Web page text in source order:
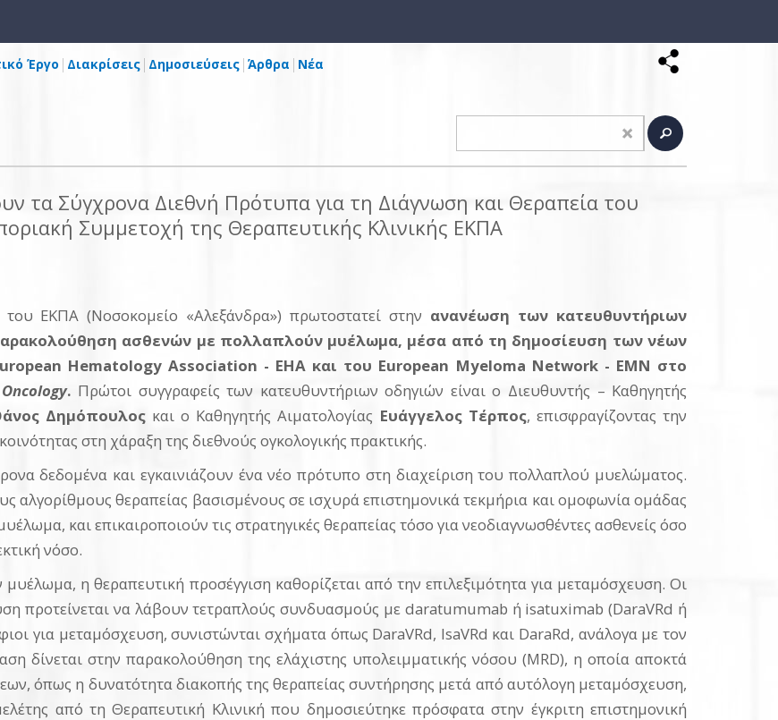
Έργο Διακρίσεις Δημοσιεύσεις Άρθρα Νέα
τα Σύγχρονα Διεθνή Πρότυπα για τη Διάγνωση και Θεραπεία του
Συμμετοχή της Θεραπευτικής Κλινικής ΕΚΠΑ
ΕΚΠΑ (Νοσοκομείο «Αλεξάνδρα») πρωτοστατεί στην ανανέωση των κατευθυντήριων
ασθενών με πολλαπλούν μυέλωμα, μέσα από τη δημοσίευση των νέων
Hematology Association - EHA και του European Myeloma Network - EMN στο
. Πρώτοι συγγραφείς των κατευθυντήριων οδηγιών είναι ο Διευθυντής – Καθηγητής
Δημόπουλοςκαι ο Καθηγητής Αιματολογίας Ευάγγελος Τέρπος, επισφραγίζοντας την
στη χάραξη της διεθνούς ογκολογικής πρακτικής.
δεδομένα και εγκαινιάζουν ένα νέο πρότυπο στη διαχείριση του πολλαπλού μυελώματος.
θεραπείας βασισμένους σε ισχυρά επιστημονικά τεκμήρια και ομοφωνία ομάδας
και επικαιροποιούν τις στρατηγικές θεραπείας τόσο για νεοδιαγνωσθέντες ασθενείς όσο
νόσο.
η θεραπευτική προσέγγιση καθορίζεται από την επιλεξιμότητα για μεταμόσχευση. Οι
προτείνεται να λάβουν τετραπλούς συνδυασμούς με daratumumab ή isatuximab (DaraVRd ή
για μεταμόσχευση, συνιστώνται σχήματα όπως DaraVRd, IsaVRd και DaraRd, ανάλογα με τον
δίνεται στην παρακολούθηση της ελάχιστης υπολειμματικής νόσου (MRD), η οποία αποκτά
όπως η δυνατότητα διακοπής της θεραπείας συντήρησης μετά από αυτόλογη μεταμόσχευση,
από τη Θεραπευτική Κλινική που δημοσιεύτηκε πρόσφατα στην έγκριτη επιστημονική